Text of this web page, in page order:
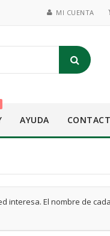
MI CUENTA
AYUDA
interesa. El nombre de